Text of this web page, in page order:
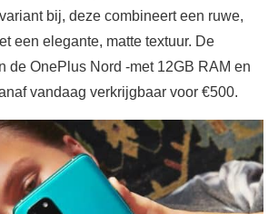
bij, deze combineert een ruwe,
een elegante, matte textuur. De
de OnePlus Nord -met 12GB RAM en
vandaag verkrijgbaar voor €500.